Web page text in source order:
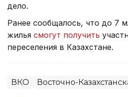
дело.
Ранее сообщалось, что до 7
жилья смогут получить
переселения в Казахстане.
ВКО Восточно-